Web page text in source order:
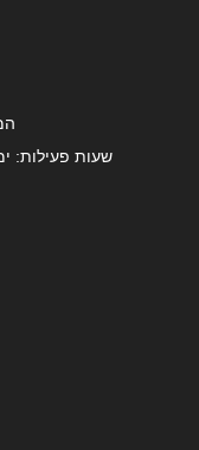
שעות פעילות: ימים א'-ה'